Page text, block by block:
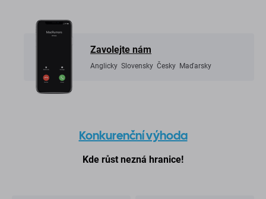
Zavolejte nám
Anglicky Slovensky Česky Maďarsky
Konkurenční výhoda
Kde růst nezná hranice!